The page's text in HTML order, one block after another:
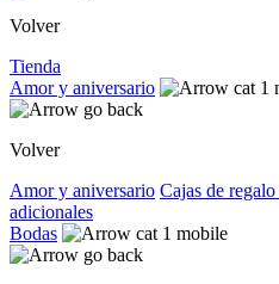
Volver
Tienda
Amor y aniversario
Volver
Amor y aniversario Cajas de regalo
adicionales
Bodas